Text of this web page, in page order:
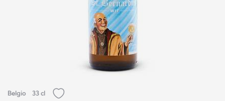
Belgio 33 cl